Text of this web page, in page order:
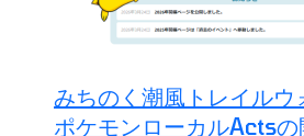
みちのく潮風トレイル
ポケモンローカルActsの